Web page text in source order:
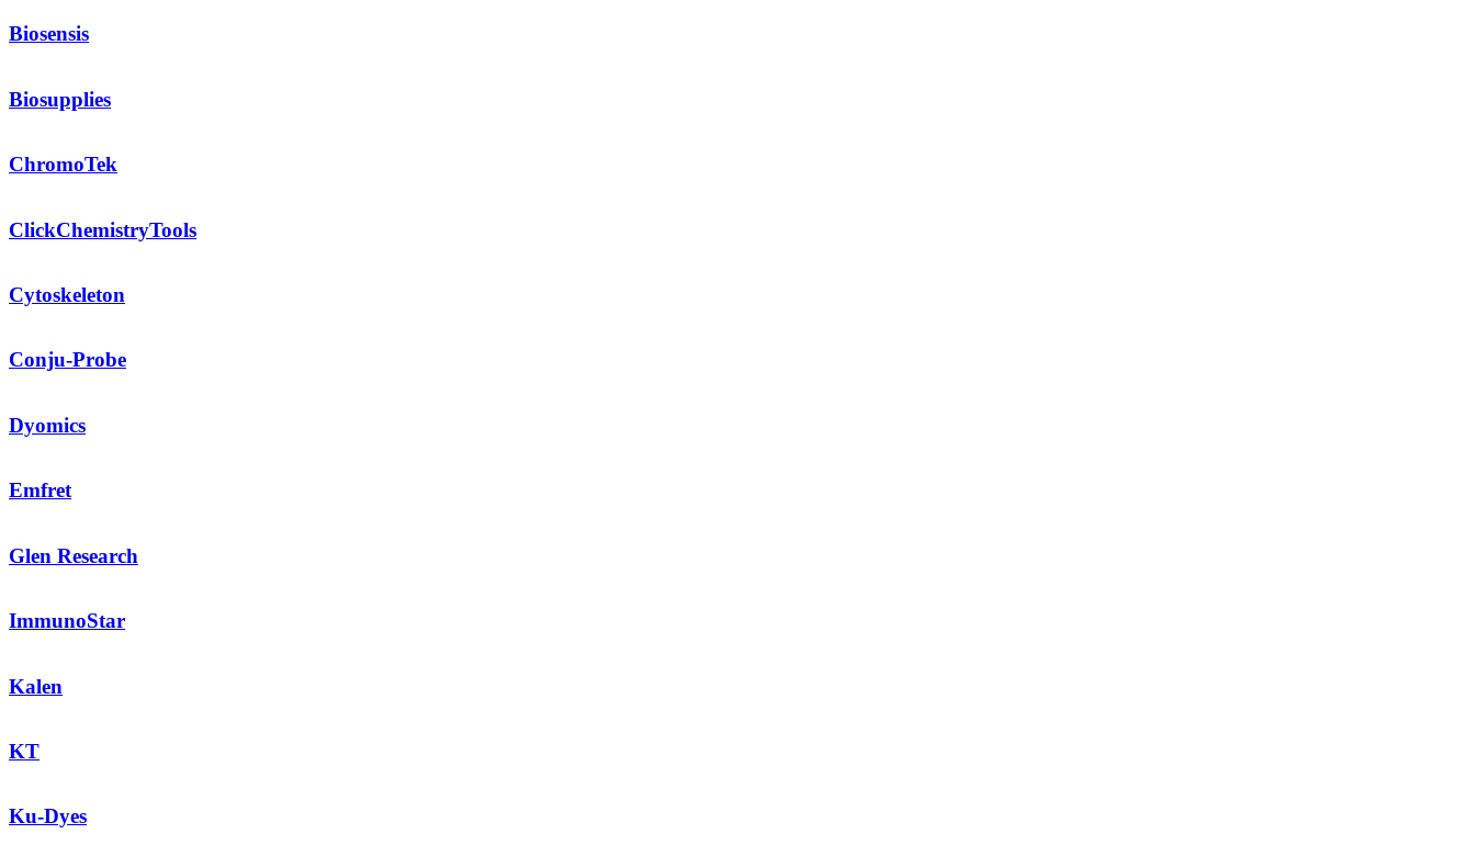
Biosensis
Biosupplies
ChromoTek
ClickChemistryTools
Cytoskeleton
Conju-Probe
Dyomics
Emfret
Glen Research
ImmunoStar
Kalen
KT
Ku-Dyes